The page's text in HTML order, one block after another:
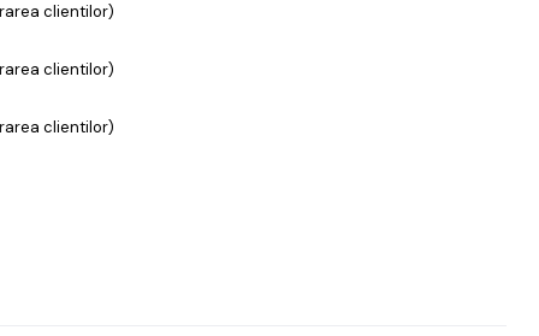
clientilor)
clientilor)
clientilor)